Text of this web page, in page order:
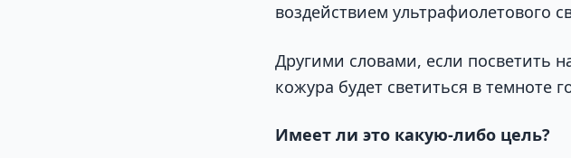
воздействием ультрафиолетового
Другими словами, если посветить
кожура будет светиться в темноте
Имеет ли это какую-либо цель?